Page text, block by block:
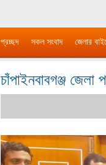
প্রচ্ছদ সকল সংবাদ জেলার
চাঁপাইনবাবগঞ্জ জেলা